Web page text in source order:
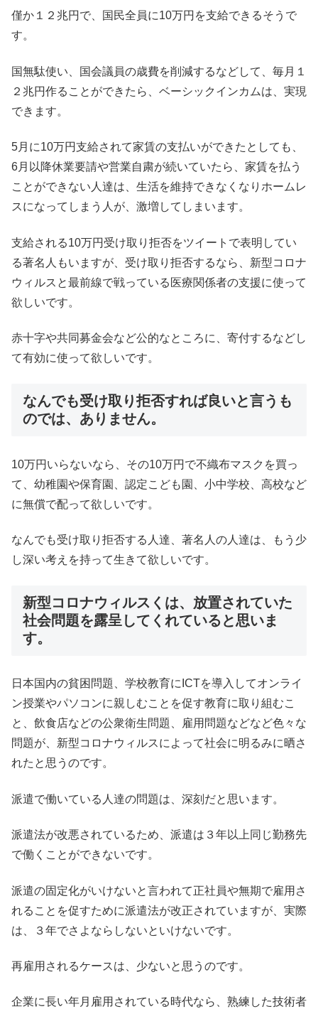
僅か１２兆円で、国民全員に10万円を支給できるそうで
す。
国無駄使い、国会議員の歳費を削減するなどして、毎月１
２兆円作ることができたら、ベーシックインカムは、実現
できます。
5月に10万円支給されて家賃の支払いができたとしても、
6月以降休業要請や営業自粛が続いていたら、家賃を払う
ことができない人達は、生活を維持できなくなりホームレ
スになってしまう人が、激増してしまいます。
支給される10万円受け取り拒否をツイートで表明してい
る著名人もいますが、受け取り拒否するなら、新型コロナ
ウィルスと最前線で戦っている医療関係者の支援に使って
欲しいです。
赤十字や共同募金会など公的なところに、寄付するなどし
て有効に使って欲しいです。
なんでも受け取り拒否すれば良いと言うも
のでは、ありません。
10万円いらないなら、その10万円で不織布マスクを買っ
て、幼稚園や保育園、認定こども園、小中学校、高校など
に無償で配って欲しいです。
なんでも受け取り拒否する人達、著名人の人達は、もう少
し深い考えを持って生きて欲しいです。
新型コロナウィルスくは、放置されていた
社会問題を露呈してくれていると思いま
す。
日本国内の貧困問題、学校教育にICTを導入してオンライ
ン授業やパソコンに親しむことを促す教育に取り組むこ
と、飲食店などの公衆衛生問題、雇用問題などなど色々な
問題が、新型コロナウィルスによって社会に明るみに晒さ
れたと思うのです。
派遣で働いている人達の問題は、深刻だと思います。
派遣法が改悪されているため、派遣は３年以上同じ勤務先
で働くことができないです。
派遣の固定化がいけないと言われて正社員や無期で雇用さ
れることを促すために派遣法が改正されていますが、実際
は、３年でさよならしないといけないです。
再雇用されるケースは、少ないと思うのです。
企業に長い年月雇用されている時代なら、熟練した技術者